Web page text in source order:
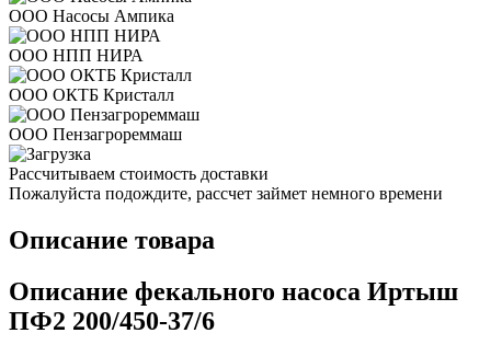
ООО Насосы Ампика
ООО НПП НИРА
ООО ОКТБ Кристалл
ООО Пензагрореммаш
Рассчитываем стоимость доставки
Пожалуйста подождите, рассчет займет немного времени
Описание товара
Описание фекального насоса Иртыш
ПФ2 200/450-37/6